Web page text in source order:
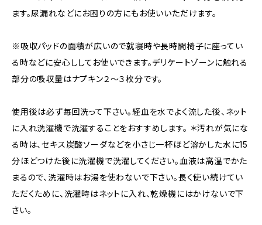
ます。尿漏れなどにお困りの方にもお使いいただけます。
※吸収パッドの面積が広いので就寝時や長時間椅子に座ってい
る時などに安心ししてお使いできます。デリケートゾーンに触れる
部分の吸収量はナプキン２〜３枚分です。
使用後は必ず毎回洗って下さい。経血を水でよく流した後、ネット
に入れ洗濯機で洗濯することをおすすめします。 ＊汚れが気にな
る時は、セキス炭酸ソーダなどを小さじ一杯ほど溶かした水に15
分ほどつけた後に洗濯機で洗濯してください。血液は高温でかた
まるので、洗濯時はお湯を使わないで下さい。長く使い続けてい
ただくために、洗濯時はネットに入れ、乾燥機にはかけないで下
さい。